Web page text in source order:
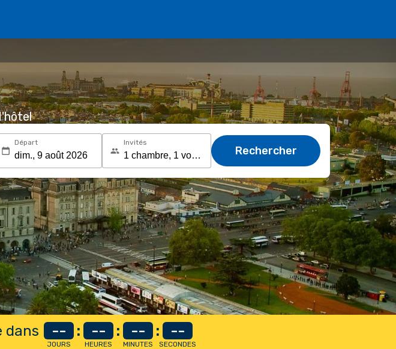
Départ Invités
Rechercher
dans --
JOURS
: --
HEURES
: --
MINUTES
: --
SECONDES